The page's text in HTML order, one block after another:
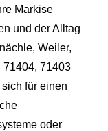
Markise
und der Alltag
Weiler,
71404, 71403
für einen
oder